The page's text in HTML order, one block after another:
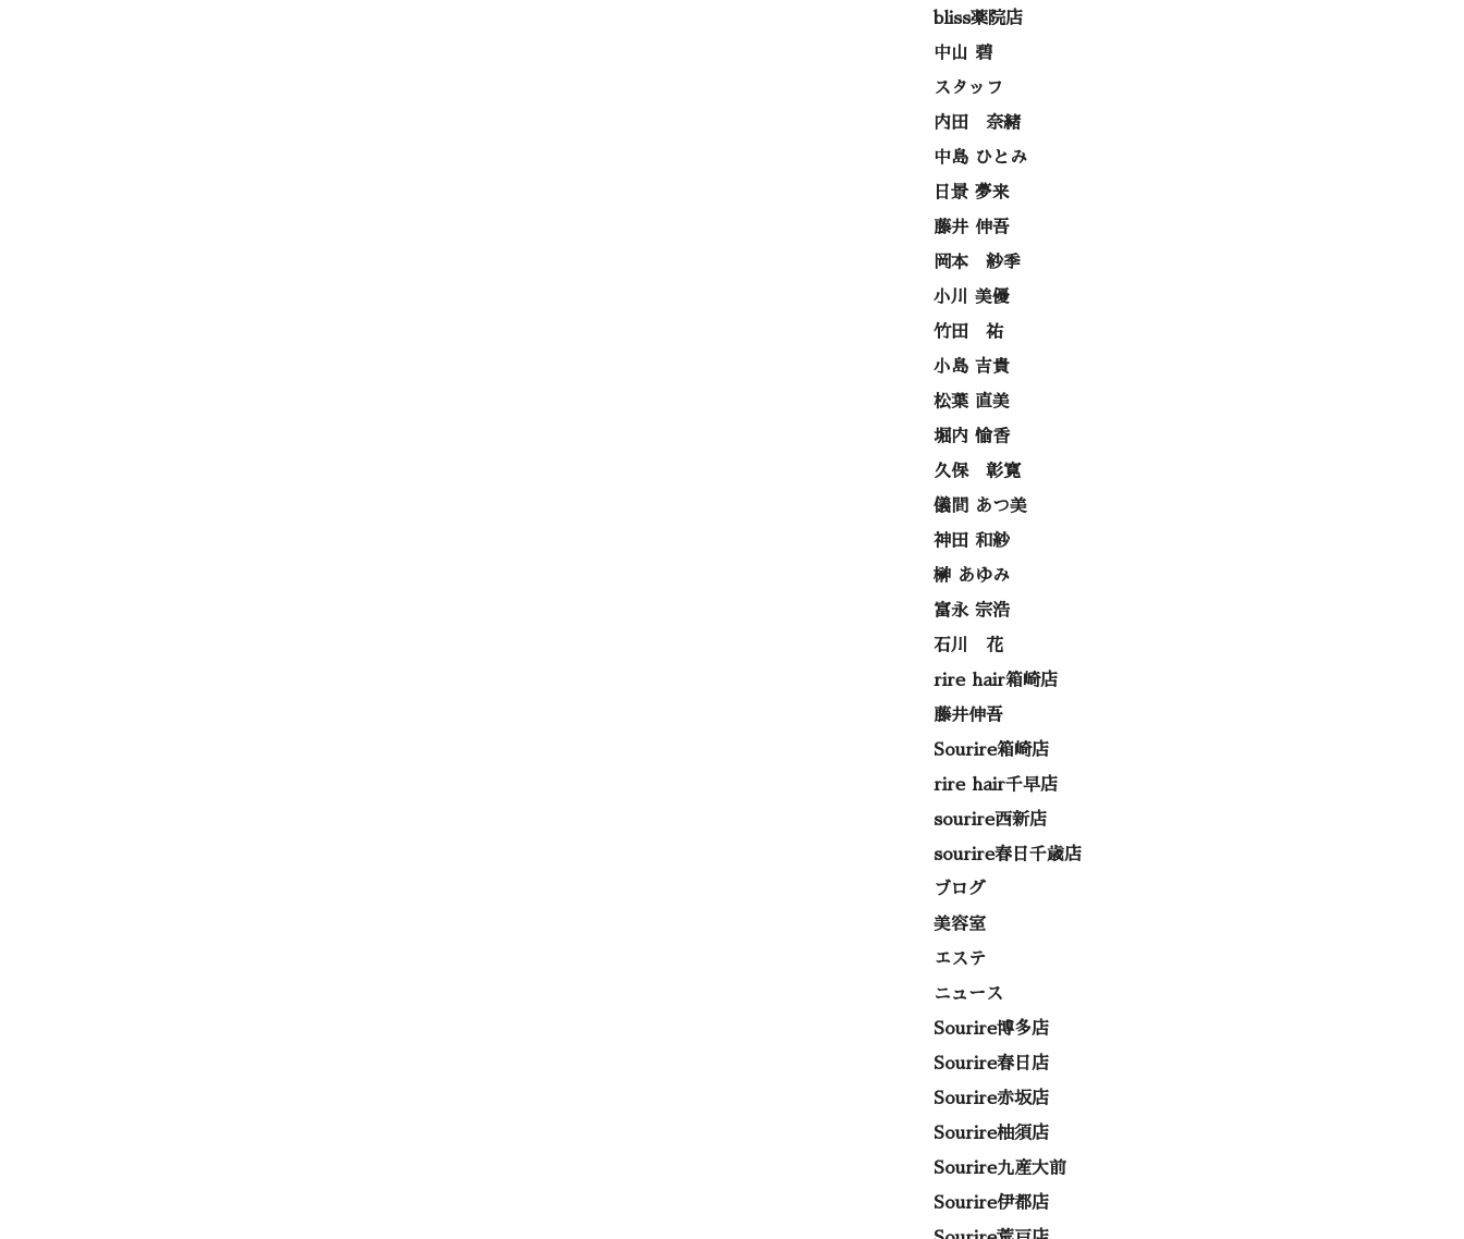
bliss薬院店
中山 碧
スタッフ
内田 奈緒
中島 ひとみ
日景 夢来
藤井 伸吾
岡本 紗季
小川 美優
竹田 祐
小島 吉貴
松葉 直美
堀内 愉香
久保 彰寛
儀間 あつ美
神田 和紗
榊 あゆみ
富永 宗浩
石川 花
rire hair箱崎店
藤井伸吾
Sourire箱崎店
rire hair千早店
sourire西新店
sourire春日千歳店
ブログ
美容室
エステ
ニュース
Sourire博多店
Sourire春日店
Sourire赤坂店
Sourire柚須店
Sourire九産大前
Sourire伊都店